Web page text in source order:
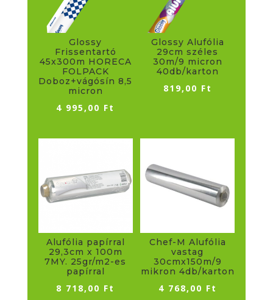
Glossy
Frissentartó
45x300m HORECA
FOLPACK
Doboz+vágósín 8,5
micron
4 995,00 Ft
Glossy Alufólia
29cm széles
30m/9 micron
40db/karton
819,00 Ft
Alufólia papírral
29,3cm x 100m
7MY. 25gr/m2-es
papírral
8 718,00 Ft
Chef-M Alufólia
vastag
30cmx150m/9
mikron 4db/karton
4 768,00 Ft